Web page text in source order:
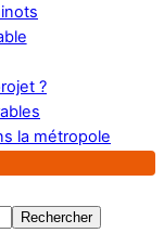
?
la métropole